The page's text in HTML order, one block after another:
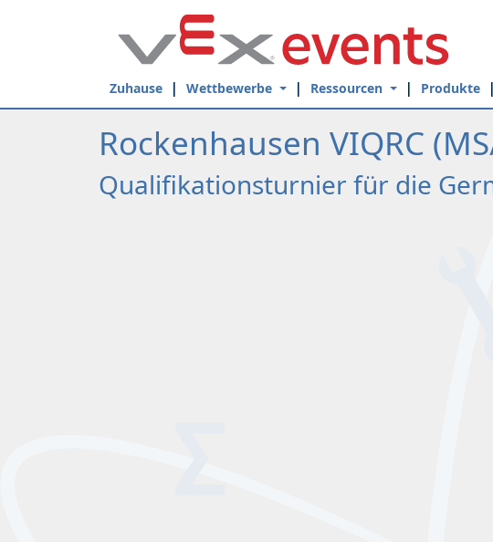
Zuhause Wettbewerbe Ressourcen Produkte
Rockenhausen VIQRC
Qualifikationsturnier für die